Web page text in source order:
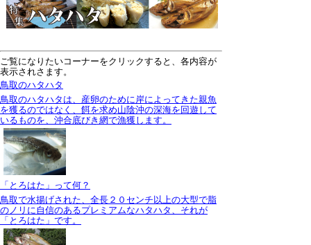
ご覧になりたいコーナーをクリックすると、各内容が
表示されさます。
鳥取のハタハタ
鳥取のハタハタは、産卵のために岸によってきた親魚
を獲るのではなく、餌を求め山陰沖の深海を回遊して
いるものを、沖合底びき網で漁獲します。
「とろはた」って何？
鳥取で水揚げされた、全長２０センチ以上の大型で脂
のノリに自信のあるプレミアムなハタハタ、それが
「とろはた」です。